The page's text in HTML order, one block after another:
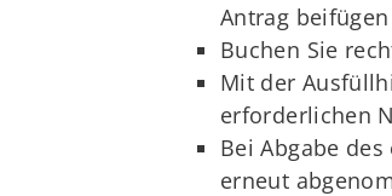
Antrag
Buchen Sie
Mit der
erforderlichen
Bei Abgabe
erneut